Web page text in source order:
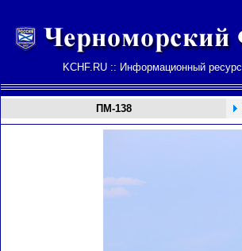
KCHF.RU :: Информационный ресурс
ПМ-138